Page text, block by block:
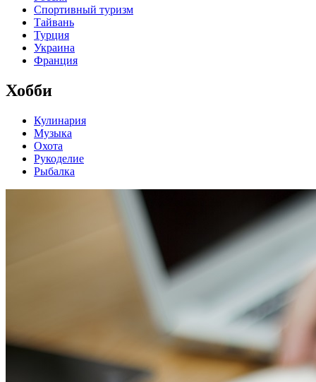
Спортивный туризм
Тайвань
Турция
Украина
Франция
Хобби
Кулинария
Музыка
Охота
Рукоделие
Рыбалка